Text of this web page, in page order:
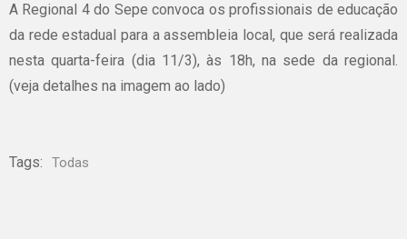
A Regional 4 do Sepe convoca os profissionais de educação
da rede estadual para a assembleia local, que será realizada
nesta quarta-feira (dia 11/3), às 18h, na sede da regional.
(veja detalhes na imagem ao lado)
Tags: Todas